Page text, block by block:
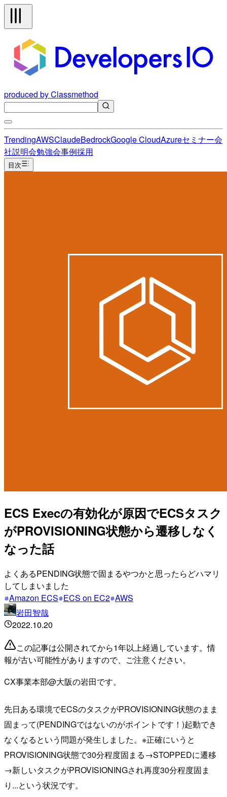
produced by Classmethod
TrendingAWSClaudeBedrockGoogle CloudAzureセミナー会
社説明会勉強会事例採用
目次
ECS Execの有効化が原因でECSタスク
がPROVISIONING状態から遷移しなく
なった話
よくあるPENDING状態で固まるやつかと思ったらどハマリ
してしまいました
Amazon ECS ECS on EC2 AWS
岩田智哉
2022.10.20
この記事は公開されてから1年以上経過しています。情
報が古い可能性がありますので、ご注意ください。
CX事業本部@大阪の岩田です。
先日ある環境でECSのタスクがPROVISIONING状態のまま
固まって(PENDINGではないのがポイントです！)起動でき
なくなるという問題が発生しました。※正確にいうと
PROVISIONING状態で30分程度固まる→STOPPEDに遷移
→新しいタスクがPROVISIONINGされ再度30分程度固ま
り...という状況です。